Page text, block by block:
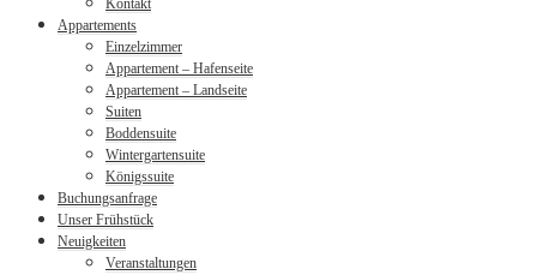
Kontakt
Appartements
Einzelzimmer
Appartement – Hafenseite
Appartement – Landseite
Suiten
Boddensuite
Wintergartensuite
Königssuite
Buchungsanfrage
Unser Frühstück
Neuigkeiten
Veranstaltungen